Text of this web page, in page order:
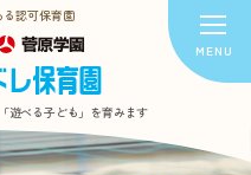
認可保育園
「遊べる子ども」を育みます